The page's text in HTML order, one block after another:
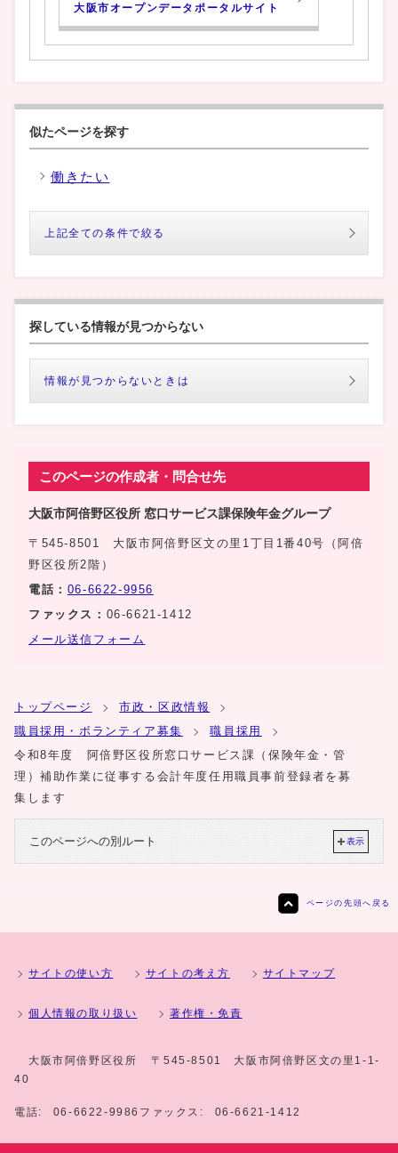
大阪市オープンデータポータルサイト
似たページを探す
働きたい
上記全ての条件で絞る
探している情報が見つからない
情報が見つからないときは
このページの作成者・問合せ先
大阪市阿倍野区役所 窓口サービス課保険年金グループ
〒545-8501 大阪市阿倍野区文の里1丁目1番40号（阿倍
野区役所2階）
電話： 06-6622-9956
ファックス： 06-6621-1412
メール送信フォーム
トップページ
市政・区政情報
職員採用・ボランティア募集
職員採用
令和8年度 阿倍野区役所窓口サービス課（保険年金・管
理）補助作業に従事する会計年度任用職員事前登録者を募
集します
このページへの別ルート 表示
ページの先頭へ戻る
サイトの使い方 サイトの考え方 サイトマップ
個人情報の取り扱い 著作権・免責
大阪市阿倍野区役所
〒545-8501 大阪市阿倍野区文の里1-1-
40
電話: 06-6622-9986 ファックス: 06-6621-1412